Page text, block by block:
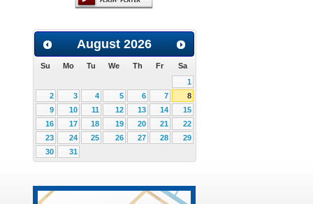
August 2026
Su Mo Tu We Th Fr
Sa
1
2
3 4 5 6 7
8
9
10 11 12 13 14
15
16
17 18 19 20 21
22
23
24 25 26 27 28
29
30
31